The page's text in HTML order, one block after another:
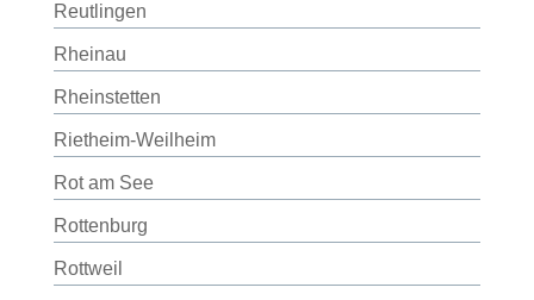
Reutlingen
Rheinau
Rheinstetten
Rietheim-Weilheim
Rot am See
Rottenburg
Rottweil